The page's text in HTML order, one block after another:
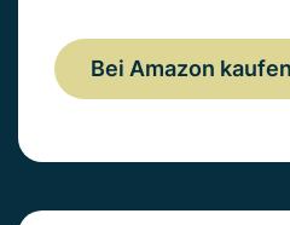
Bei Amazon kaufen